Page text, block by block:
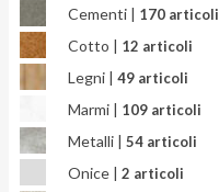
Calacatta
Calacatta Africa
Calacatta Gold
Calacatta Oceanic
Calacatta Splendido
Calacatta Viola
Cementi | 170 articoli
Cotto | 12 articoli
Legni | 49 articoli
Marmi | 109 articoli
Metalli | 54 articoli
Onice | 2 articoli